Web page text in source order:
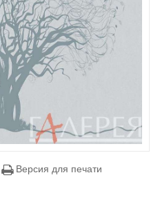
Версия для печати